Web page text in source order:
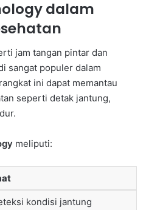
dalam
jam tangan pintar dan
sangat populer dalam
ini dapat memantau
seperti detak jantung,
meliputi:
kondisi jantung